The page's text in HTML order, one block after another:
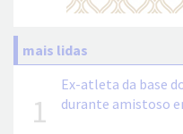
mais lidas
1
Ex-atleta da base
durante amistoso